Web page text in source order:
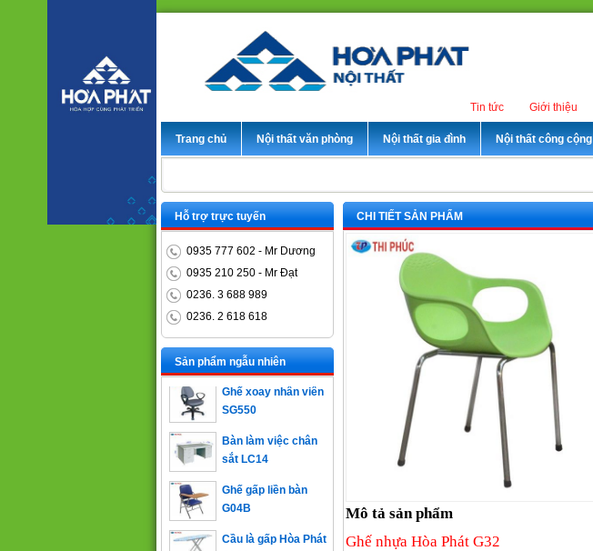
Giới thiệu
Tin tức
Trang chủ Nội thất văn phòng Nội thất gia đình Nội thất công cộng
CHI TIẾT SẢN PHẨM
Mô tả sản phẩm
Ghế nhựa Hòa Phát G32
Hỗ trợ trực tuyến
0935 777 602 - Mr Dương
0935 210 250 - Mr Đạt
0236. 3 688 989
0236. 2 618 618
Sản phẩm ngẫu nhiên
ET1400D
Ghế xoay nhân viên
SG550
sắt LC14
G04B
CL02